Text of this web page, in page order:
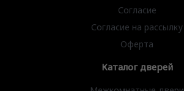
Согласие
Согласие на рассылку
Оферта
Каталог дверей